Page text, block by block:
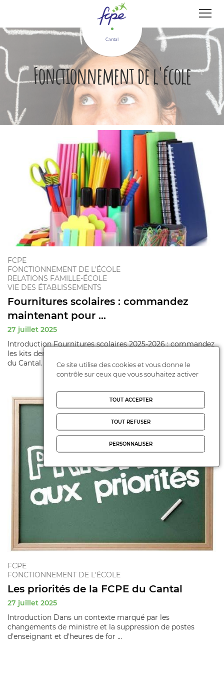
Cantal
Fonctionnement de l'école
FCPE
FONCTIONNEMENT DE L'ÉCOLE
RELATIONS FAMILLE-ÉCOLE
VIE DES ÉTABLISSEMENTS
Fournitures scolaires : commandez
maintenant pour ...
27 juillet 2025
Introduction Fournitures scolaires 2025-2026 : commandez
les kits demandés par votre collège dans 15 établissements
du Cantal. ...
FCPE
FONCTIONNEMENT DE L'ÉCOLE
Les priorités de la FCPE du Cantal
27 juillet 2025
Introduction Dans un contexte marqué par les
changements de ministre et la suppression de postes
d'enseignant et d'heures de for ...
Ce site utilise des cookies et vous donne le
contrôle sur ceux que vous souhaitez activer
TOUT ACCEPTER
TOUT REFUSER
PERSONNALISER